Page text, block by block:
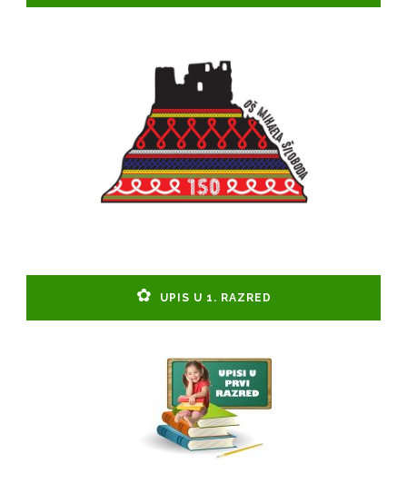
UPIS U 1. RAZRED